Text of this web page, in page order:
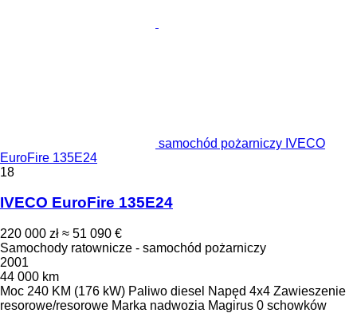
samochód pożarniczy IVECO
EuroFire 135E24
18
IVECO EuroFire 135E24
220 000 zł ≈ 51 090 €
Samochody ratownicze - samochód pożarniczy
2001
44 000 km
Moc 240 KM (176 kW) Paliwo diesel Napęd 4x4 Zawieszenie
resorowe/resorowe Marka nadwozia Magirus 0 schowków